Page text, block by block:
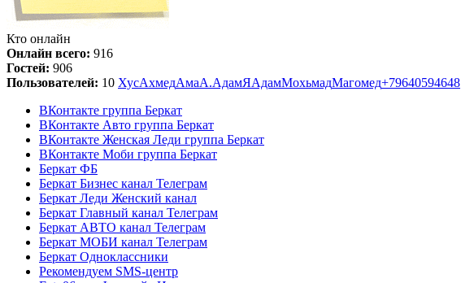
Кто онлайн
Онлайн всего: 916
Гостей: 906
Пользователей: 10 ХусАхмедАмаА.АдамЯАдамМохьмадМагомед+79640594648
ВКонтакте группа Беркат
ВКонтакте Авто группа Беркат
ВКонтакте Женская Леди группа Беркат
ВКонтакте Моби группа Беркат
Беркат ФБ
Беркат Бизнес канал Телеграм
Беркат Леди Женский канал
Беркат Главный канал Телеграм
Беркат АВТО канал Телеграм
Беркат МОБИ канал Телеграм
Беркат Одноклассники
Рекомендуем SMS-центр